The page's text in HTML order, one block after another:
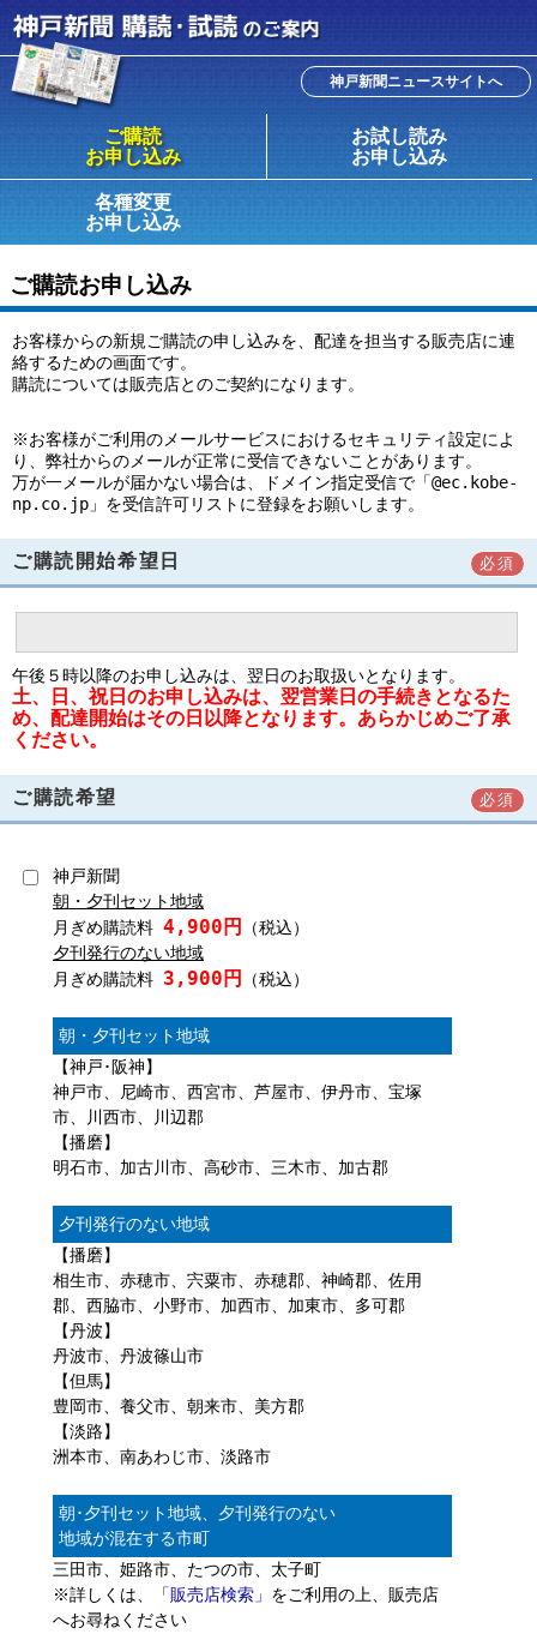
神戸新聞ニュースサイトへ
ご購読
お申し込み
お試し読み
お申し込み
各種変更
お申し込み
ご購読お申し込み
お客様からの新規ご購読の申し込みを、配達を担当する販売店に連
絡するための画面です。
購読については販売店とのご契約になります。
※お客様がご利用のメールサービスにおけるセキュリティ設定によ
り、弊社からのメールが正常に受信できないことがあります。
万が一メールが届かない場合は、ドメイン指定受信で「@ec.kobe-
np.co.jp」を受信許可リストに登録をお願いします。
ご購読開始希望日 必須
午後５時以降のお申し込みは、翌日のお取扱いとなります。
土、日、祝日のお申し込みは、翌営業日の手続きとなるた
め、配達開始はその日以降となります。あらかじめご了承
ください。
ご購読希望 必須
神戸新聞
朝・夕刊セット地域
月ぎめ購読料 4,900円
（税込）
夕刊発行のない地域
月ぎめ購読料 3,900円 （税込）
朝・夕刊セット地域
【神戸･阪神】
神戸市、尼崎市、西宮市、芦屋市、伊丹市、宝塚
市、川西市、川辺郡
【播磨】
明石市、加古川市、高砂市、三木市、加古郡
夕刊発行のない地域
【播磨】
相生市、赤穂市、宍粟市、赤穂郡、神崎郡、佐用
郡、西脇市、小野市、加西市、加東市、多可郡
【丹波】
丹波市、丹波篠山市
【但馬】
豊岡市、養父市、朝来市、美方郡
【淡路】
洲本市、南あわじ市、淡路市
朝･夕刊セット地域、夕刊発行のない
地域が混在する市町
三田市、姫路市、たつの市、太子町
※詳しくは、
「販売店検索」 をご利用の上、販売店
へお尋ねください